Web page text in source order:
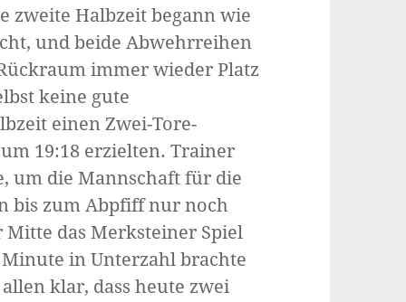
zweite Halbzeit begann wie
und beide Abwehrreihen
immer wieder Platz
keine gute
einen Zwei-Tore-
19:18 erzielten. Trainer
um die Mannschaft für die
bis zum Abpfiff nur noch
das Merksteiner Spiel
in Unterzahl brachte
klar, dass heute zwei